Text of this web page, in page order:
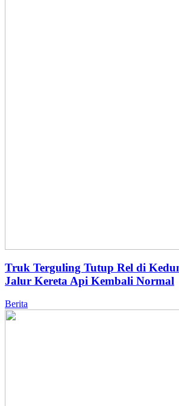
Truk Terguling Tutup Rel di
Jalur Kereta Api Kembali Normal
Berita